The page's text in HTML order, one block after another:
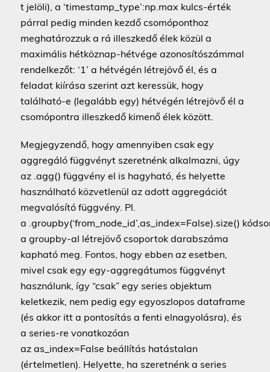
t jelöli), a ‘timestamp_type’:np.max kulcs-érték
párral pedig minden kezdő csomóponthoz
meghatározzuk a rá illeszkedő élek közül a
maximális hétköznap-hétvége azonosítószámmal
rendelkezőt: ‘1’ a hétvégén létrejövő él, és a
feladat kiírása szerint azt keressük, hogy
található-e (legalább egy) hétvégén létrejövő él a
csomópontra illeszkedő kimenő élek között.
Megjegyzendő, hogy amennyiben csak egy
aggregáló függvényt szeretnénk alkalmazni, úgy
az .agg() függvény el is hagyható, és helyette
használható közvetlenül az adott aggregációt
megvalósító függvény. Pl.
a .groupby(‘from_node_id’,as_index=False).size()
a groupby-al létrejövő csoportok darabszáma
kapható meg. Fontos, hogy ebben az esetben,
mivel csak egy egy-aggregátumos függvényt
használunk, így “csak” egy series objektum
keletkezik, nem pedig egy egyoszlopos dataframe
(és akkor itt a pontosítás a fenti elnagyolásra), és
a series-re vonatkozóan
az as_index=False beállítás hatástalan
(értelmetlen). Helyette, ha szeretnénk a series